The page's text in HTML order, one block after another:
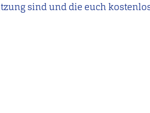
sind und die euch